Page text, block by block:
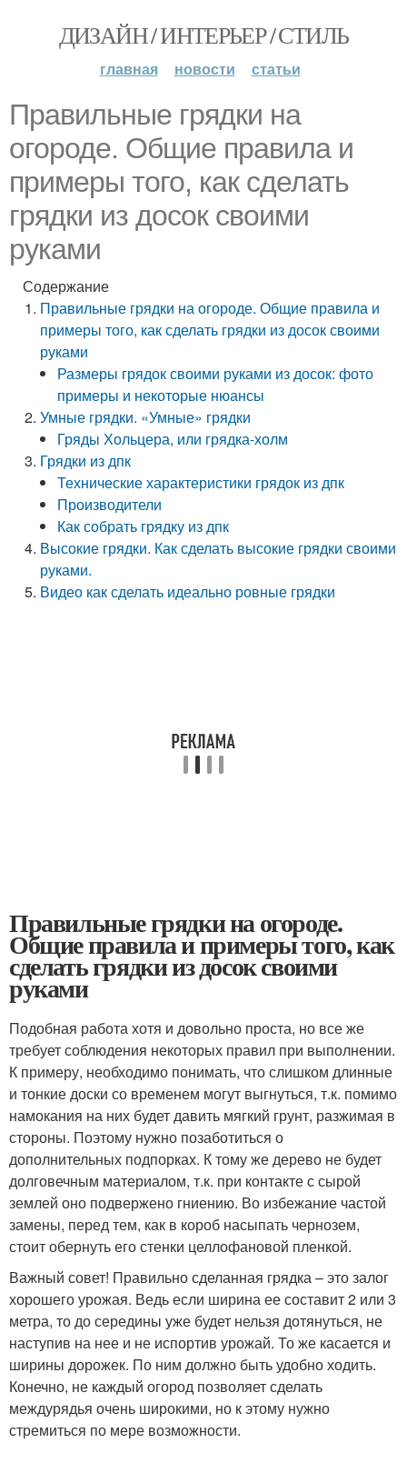
ДИЗАЙН / ИНТЕРЬЕР / СТИЛЬ
главная новости статьи
Правильные грядки на
огороде. Общие правила и
примеры того, как сделать
грядки из досок своими
руками
Содержание
Правильные грядки на огороде. Общие правила и
примеры того, как сделать грядки из досок своими
руками
Размеры грядок своими руками из досок: фото
примеры и некоторые нюансы
Умные грядки. «Умные» грядки
Гряды Хольцера, или грядка-холм
Грядки из дпк
Технические характеристики грядок из дпк
Производители
Как собрать грядку из дпк
Высокие грядки. Как сделать высокие грядки своими
руками.
Видео как сделать идеально ровные грядки
Правильные грядки на огороде.
Общие правила и примеры того, как
сделать грядки из досок своими
руками
Подобная работа хотя и довольно проста, но все же
требует соблюдения некоторых правил при выполнении.
К примеру, необходимо понимать, что слишком длинные
и тонкие доски со временем могут выгнуться, т.к. помимо
намокания на них будет давить мягкий грунт, разжимая в
стороны. Поэтому нужно позаботиться о
дополнительных подпорках. К тому же дерево не будет
долговечным материалом, т.к. при контакте с сырой
землей оно подвержено гниению. Во избежание частой
замены, перед тем, как в короб насыпать чернозем,
стоит обернуть его стенки целлофановой пленкой.
Важный совет! Правильно сделанная грядка – это залог
хорошего урожая. Ведь если ширина ее составит 2 или 3
метра, то до середины уже будет нельзя дотянуться, не
наступив на нее и не испортив урожай. То же касается и
ширины дорожек. По ним должно быть удобно ходить.
Конечно, не каждый огород позволяет сделать
междурядья очень широкими, но к этому нужно
стремиться по мере возможности.